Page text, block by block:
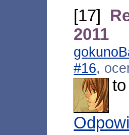
[17]
2011
#16,